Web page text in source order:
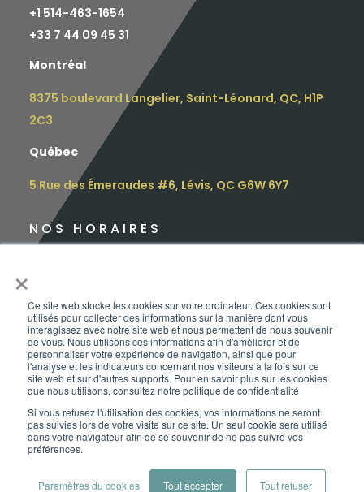
×
Ce site web stocke les cookies sur votre ordinateur. Ces cookies sont
utilisés pour collecter des informations sur la manière dont vous
interagissez avec notre site web et nous permettent de nous souvenir
de vous. Nous utilisons ces informations afin d'améliorer et de
personnaliser votre expérience de navigation, ainsi que pour
l'analyse et les indicateurs concernant nos visiteurs à la fois sur ce
site web et sur d'autres supports. Pour en savoir plus sur les cookies
que nous utilisons, consultez notre politique de confidentialité
Si vous refusez l'utilisation des cookies, vos informations ne seront
pas suivies lors de votre visite sur ce site. Un seul cookie sera utilisé
dans votre navigateur afin de se souvenir de ne pas suivre vos
préférences.
Paramètres du cookies Tout accepter Tout refuser
+1 514-463-1654
+33 7 44 09 45 31
Montréal
8375 boulevard Langelier, Saint-Léonard, QC, H1P
2C3
Québec
5 Rue des Émeraudes #6, Lévis, QC G6W 6Y7
NOS HORAIRES
Mercredi : 12h – 17h
Jeudi : 10h – 18h
Vendredi : 9h – 15h
Samedi :sur rendez-vous
Copyright | ©Le Baroudeur-Vanpackers | 2026